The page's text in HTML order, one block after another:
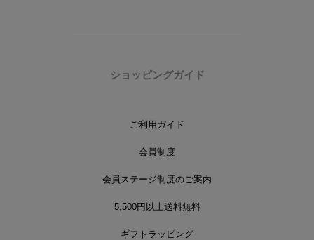
ショッピングガイド
ご利用ガイド
会員制度
会員ステージ制度のご案内
5,500円以上送料無料
ギフトラッピング